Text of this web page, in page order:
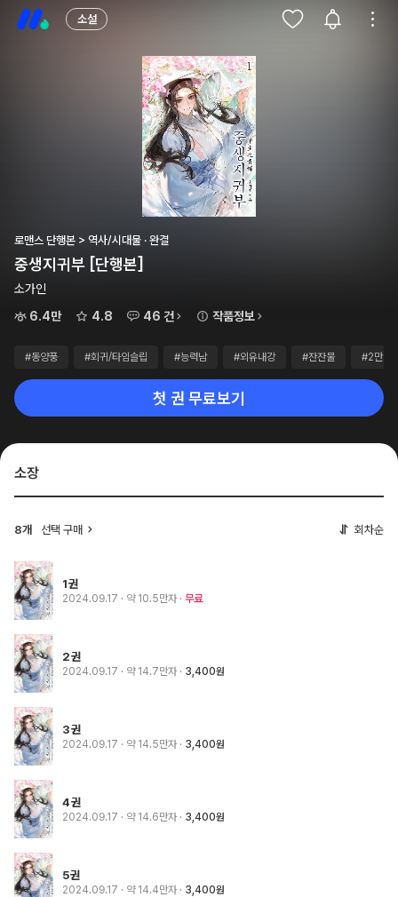
소설
로맨스 단행본 > 역사/시대물 · 완결
중생지귀부 [단행본]
소가인
6.4만
4.8 46 건 작품정보
#동양풍 #회귀/타임슬립 #능력남 #외유내강 #잔잔물 #2만~3
첫 권 무료보기
소장
8개 선택 구매 회차순
1권
2024.09.17 · 약 10.5만자 무료
2권
2024.09.17 · 약 14.7만자 3,400원
3권
2024.09.17 · 약 14.5만자 3,400원
4권
2024.09.17 · 약 14.6만자 3,400원
5권
2024.09.17 · 약 14.4만자 3,400원